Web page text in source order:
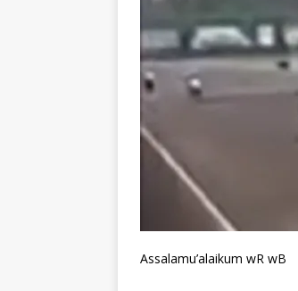
Assalamu’alaikum wR wB